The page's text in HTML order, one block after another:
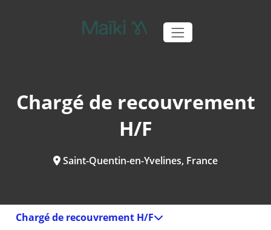
Chargé de recouvrement
H/F
Saint-Quentin-en-Yvelines, France
Chargé de recouvrement H/F